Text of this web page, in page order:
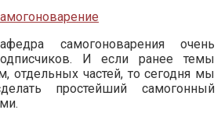
самогоноварения очень
И если ранее темы
отдельных частей, то сегодня мы
простейший самогонный